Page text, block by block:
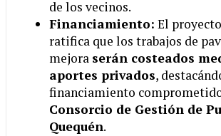
de los vecinos.
Financiamiento: El
ratifica que los trabajos de
mejora serán costeados
aportes privados,
financiamiento
Consorcio de Gestión de
Quequén.